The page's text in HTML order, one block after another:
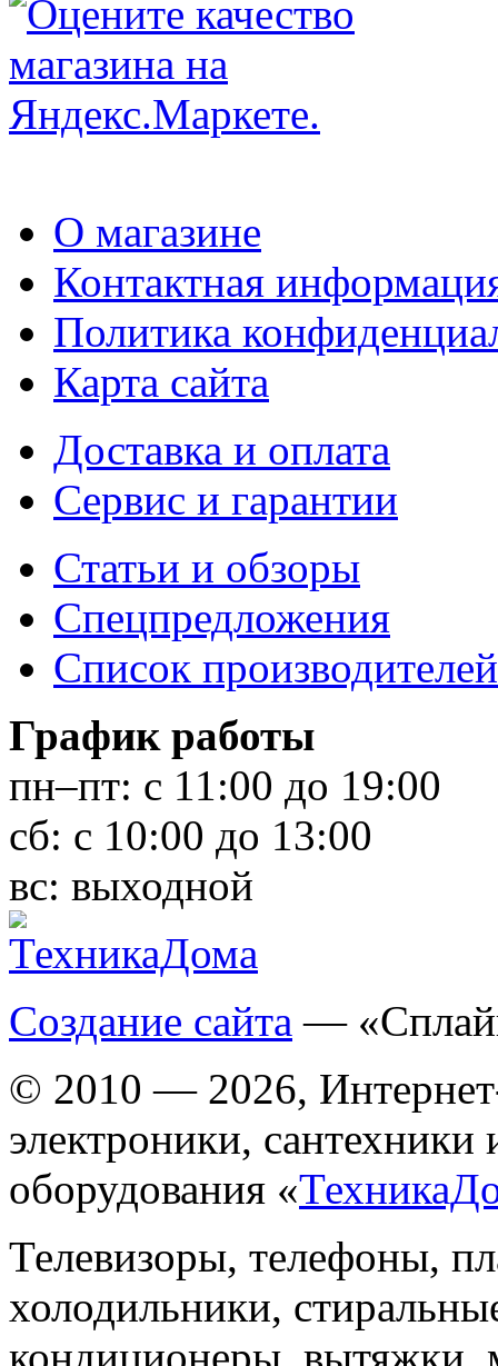
О магазине
Контактная
Политика
Карта сайта
Доставка и оплата
Сервис и гарантии
Статьи и обзоры
Спецпредложения
Список производителей
График работы
пн–пт: с 11:00 до 19:00
сб: с 10:00 до 13:00
вс: выходной
Создание сайта —
© 2010 — 2026,
электроники, сантехники
оборудования «
Телевизоры, телефоны,
холодильники,
кондиционеры, вытяжки,